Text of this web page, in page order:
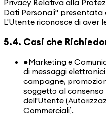
Privacy Relativa alla
Dati Personali" presentata
L'Utente riconosce di aver
5.4. Casi che
●Marketing e
di messaggi
campagne,
soggetto al
dell'Utente
Commerciali).